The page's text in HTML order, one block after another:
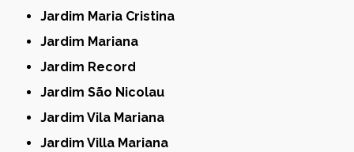
Jardim Maria Cristina
Jardim Mariana
Jardim Record
Jardim São Nicolau
Jardim Vila Mariana
Jardim Villa Mariana